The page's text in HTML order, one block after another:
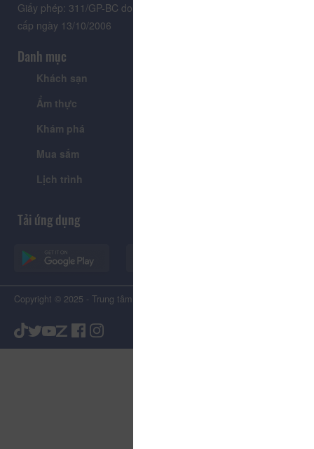
Giấy phép: 311/GP-BC do Cục Báo chí - Bộ Văn hóa Thông tin
cấp ngày 13/10/2006
Danh mục
Khách sạn
Ẩm thực
Khám phá
Mua sắm
Lịch trình
Tải ứng dụng
Copyright © 2025 - Trung tâm Xúc tiến Du lịch Tỉnh Lâm Đồng